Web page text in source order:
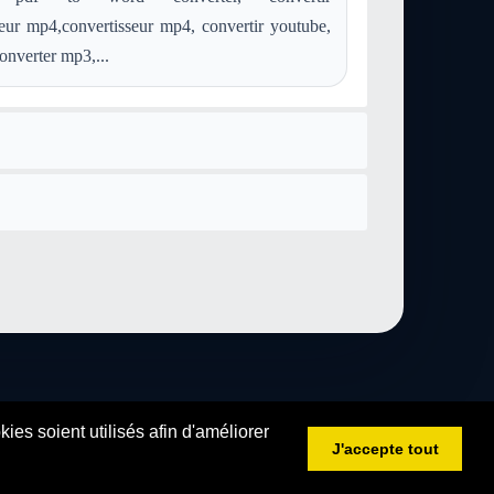
soient utilisés afin d'améliorer
J'accepte tout
convertir mid en postscript convertir mod en postscript
convertir aiff en postscript convertir ps en postscript
convertir image-webp en postscript
mp4,convertisseur mp4, convertir youtube,
mp3,...